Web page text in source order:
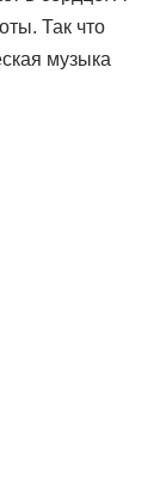
Так что
музыка